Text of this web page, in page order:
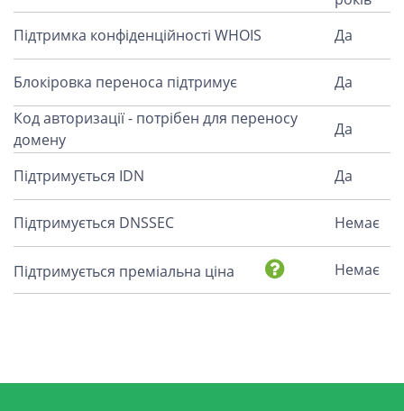
Підтримка конфіденційності WHOIS
Да
Блокіровка переноса підтримує
Да
Код авторизації - потрібен для переносу
домену
Да
Підтримується IDN Да
Підтримується DNSSEC Немає
Підтримується преміальна ціна Немає